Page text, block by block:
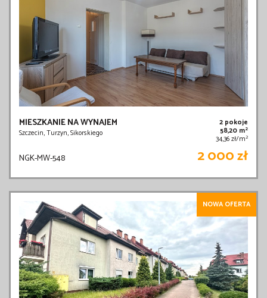
MIESZKANIE NA WYNAJEM
Szczecin, Turzyn, Sikorskiego
2 pokoje
58,20 m2
34,36 zł/m2
NGK-MW-548 2 000 zł
NOWA OFERTA